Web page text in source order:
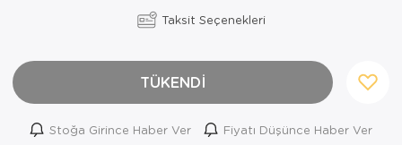
Taksit Seçenekleri
TÜKENDİ
Stoğa Girince Haber Ver
Fiyatı Düşünce Haber Ver